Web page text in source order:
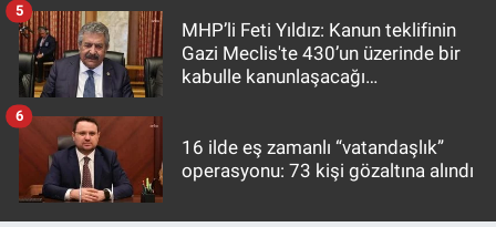
MHP’li Feti Yıldız: Kanun teklifinin
Gazi Meclis'te 430’un üzerinde bir
kabulle kanunlaşacağı
5
16 ilde eş zamanlı “vatandaşlık”
operasyonu: 73 kişi gözaltına alındı
6